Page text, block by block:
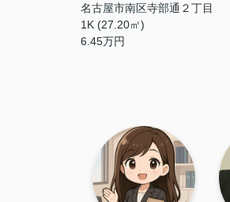
名古屋市南区寺部通２丁目
1K (27.20㎡)
6.45万円